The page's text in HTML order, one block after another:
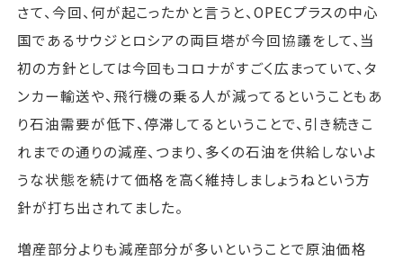
さて、今回、何が起こったかと言うと、OPECプラスの中心
国であるサウジとロシアの両巨塔が今回協議をして、当
初の方針としては今回もコロナがすごく広まっていて、タ
ンカー輸送や、飛行機の乗る人が減ってるということもあ
り石油需要が低下、停滞してるということで、引き続きこ
れまでの通りの減産、つまり、多くの石油を供給しないよ
うな状態を続けて価格を高く維持しましょうねという方
針が打ち出されてました。
増産部分よりも減産部分が多いということで原油価格